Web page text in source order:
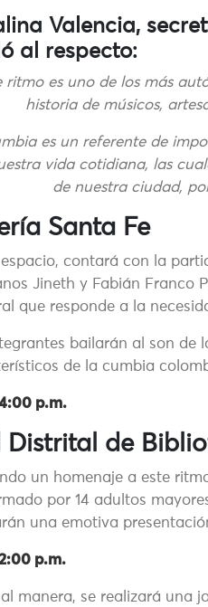
Valencia,
al respecto:
ritmo es uno de los más
historia de músicos,
es un referente de
vida cotidiana, las
de nuestra ciudad,
Santa Fe
espacio, contará con la
Jineth y Fabián Franco
que responde a la
bailarán al son de
de la cumbia
p.m.
Distrital de
un homenaje a este
por 14 adultos
una emotiva
p.m.
manera, se realizará una